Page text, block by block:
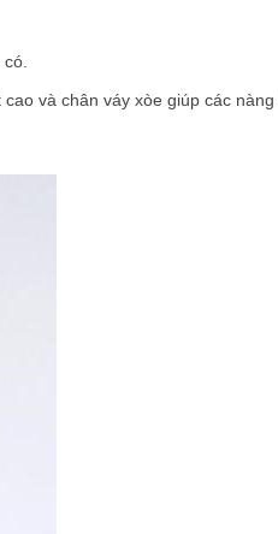
và chân váy xòe giúp các